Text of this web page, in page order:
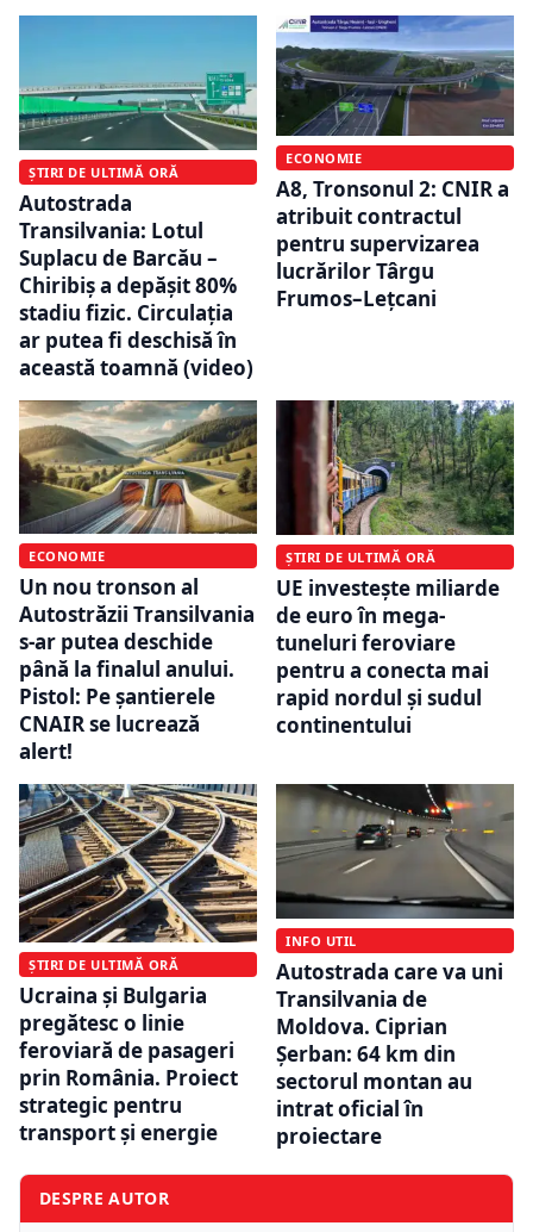
ȘTIRI DE ULTIMĂ ORĂ
Autostrada
Transilvania: Lotul
Suplacu de Barcău –
Chiribiș a depășit 80%
stadiu fizic. Circulația
ar putea fi deschisă în
această toamnă (video)
ECONOMIE
A8, Tronsonul 2: CNIR a
atribuit contractul
pentru supervizarea
lucrărilor Târgu
Frumos–Lețcani
ECONOMIE
Un nou tronson al
Autostrăzii Transilvania
s-ar putea deschide
până la finalul anului.
Pistol: Pe şantierele
CNAIR se lucrează
alert!
ȘTIRI DE ULTIMĂ ORĂ
UE investește miliarde
de euro în mega-
tuneluri feroviare
pentru a conecta mai
rapid nordul și sudul
continentului
ȘTIRI DE ULTIMĂ ORĂ
Ucraina și Bulgaria
pregătesc o linie
feroviară de pasageri
prin România. Proiect
strategic pentru
transport și energie
INFO UTIL
Autostrada care va uni
Transilvania de
Moldova. Ciprian
Șerban: 64 km din
sectorul montan au
intrat oficial în
proiectare
DESPRE AUTOR